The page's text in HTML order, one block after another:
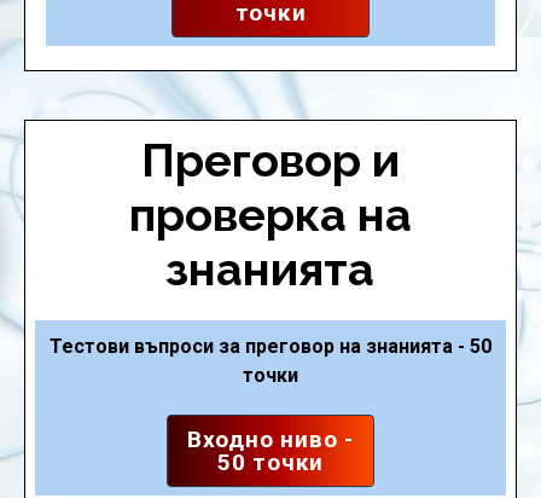
точки
Преговор и
проверка на
знанията
Тестови въпроси за преговор на знанията - 50
точки
Входно ниво -
50 точки